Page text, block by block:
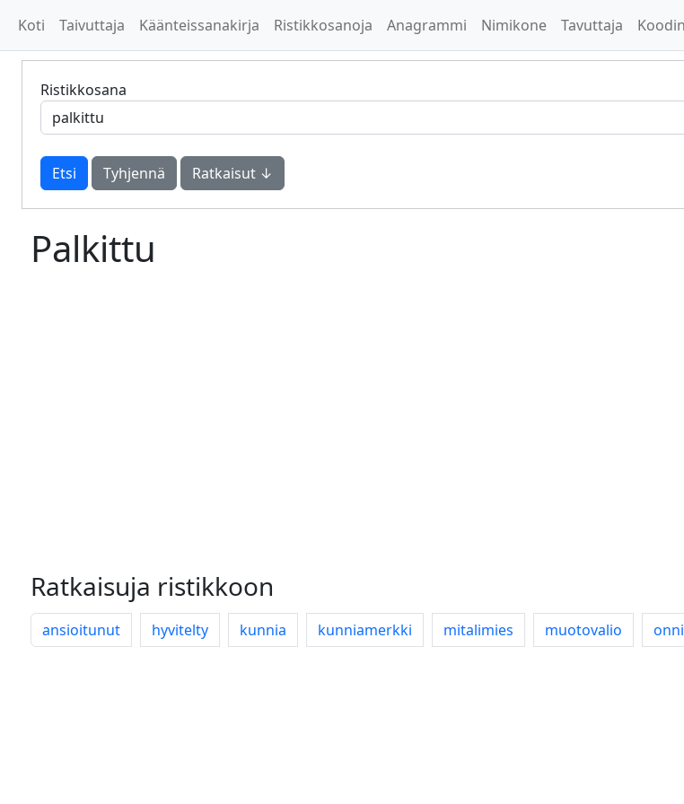
Koti Taivuttaja Käänteissanakirja Ristikkosanoja Anagrammi Nimikone Tavuttaja
Ristikkosana
Tyhjennä Ratkaisut ↓
Palkittu
Ratkaisuja ristikkoon
ansioitunut hyvitelty kunnia kunniamerkki mitalimies muotovalio